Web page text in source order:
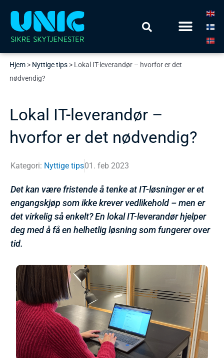
Meny
Hjem> Nyttige tips> Lokal IT-leverandør – hvorfor er det
nødvendig?
Lokal IT-leverandør –
hvorfor er det nødvendig?
Kategori: Nyttige tips01. feb 2023
Det kan være fristende å tenke at IT-løsninger er et
engangskjøp som ikke krever vedlikehold – men er
det virkelig så enkelt? En lokal IT-leverandør hjelper
deg med å få en helhetlig løsning som fungerer over
tid.